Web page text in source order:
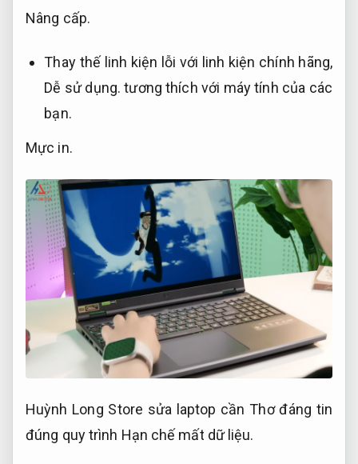
Nâng cấp.
Thay thế linh kiện lỗi với linh kiện chính hãng,
Dễ sử dụng. tương thích với máy tính của các
bạn.
Mực in.
Huỳnh Long Store sửa laptop cần Thơ đáng tin
đúng quy trình Hạn chế mất dữ liệu.